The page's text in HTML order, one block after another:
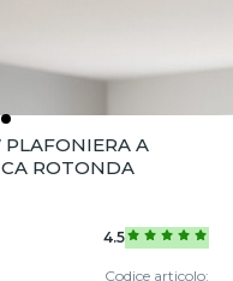
PLAFONIERA A
ROTONDA
4.5
Codice articolo: